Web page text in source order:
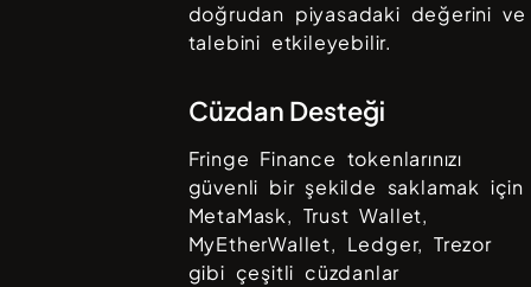
doğrudan piyasadaki değerini ve
talebini etkileyebilir.
Cüzdan Desteği
Fringe Finance tokenlarınızı
güvenli bir şekilde saklamak için
MetaMask, Trust Wallet,
MyEtherWallet, Ledger, Trezor
gibi çeşitli cüzdanlar